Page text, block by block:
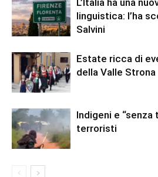
L’Italia ha una
linguistica: l’ha
Salvini
Estate ricca di
della Valle Strona
Indigeni e
terroristi